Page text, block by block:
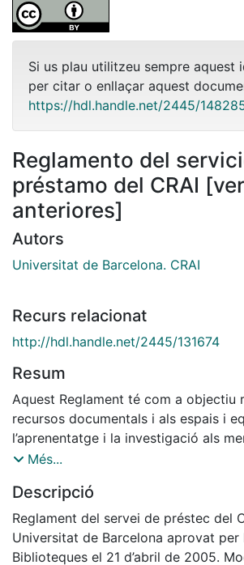
Si us plau utilitzeu sempre aquest
per citar o enllaçar aquest
https://hdl.handle.net/2445/
Reglamento del
préstamo del CRAI
anteriores]
Autors
Universitat de Barcelona. CRAI
Recurs relacionat
http://hdl.handle.net/2445/131674
Resum
Aquest Reglament té com a objectiu
recursos documentals i als espais i
l’aprenentatge i la investigació als
Universitat de Barcelona. Aquest
CRAI de la Universitat; de documents
universitats membres del Consorci
Universitaris de Catalunya (CSUC)
de Préstec Consorciat (PUC), i de
Més...
Descripció
Reglament del servei de préstec del
Universitat de Barcelona aprovat per
Biblioteques el 21 d’abril de 2005.